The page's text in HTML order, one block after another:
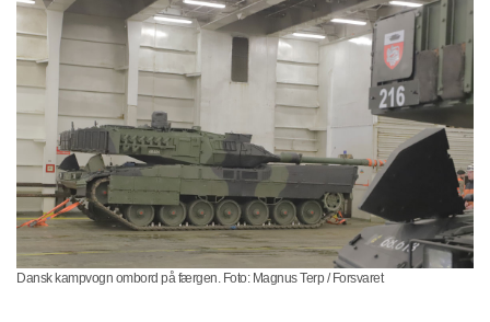
Dansk kampvogn ombord på færgen. Foto: Magnus Terp / Forsvaret